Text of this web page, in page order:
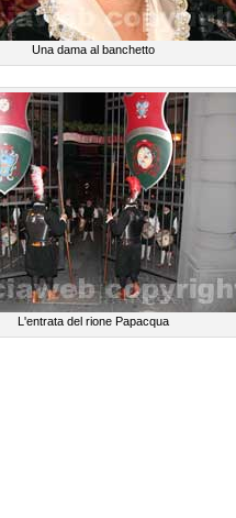
Una dama al banchetto
L'entrata del rione Papacqua